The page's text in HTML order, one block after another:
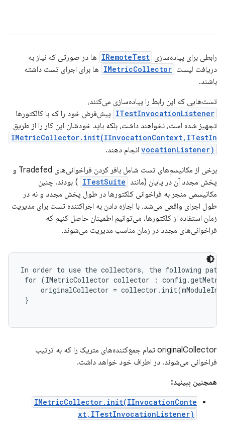
رابطی برای پیاده‌سازی IRemoteTest ها در صورتی که نیاز به
دریافت لیست IMetricCollector ها برای اجرای تست داشته
باشند.
تست‌هایی که این رابط را پیاده‌سازی می‌کنند،
ITestInvocationListener پیش‌فرض خود را که با کالکتورها
تجهیز شده است، نخواهند داشت، بلکه باید خودشان این کار را از طریق
IMetricCollector.init(IInvocationContext,ITestIn
vocationListener) انجام دهند.
برخی از مکانیسم‌های تست شامل بافر کردن فراخوانی‌های Tradefed و
پخش مجدد آن در پایان (مانند ITestSuite ) بودند، چنین
مکانیسمی منجر به فراخوانی کلکتورها در طول پخش مجدد و نه در
طول اجرای واقعی می‌شد. با اجازه دادن به اجراکننده تست برای مدیریت
زمان استفاده از کلکتورها، می‌توانیم اطمینان حاصل کنیم که
فراخوانی‌های مجدد در زمان مناسب مدیریت می‌شوند.
In order to use the collectors, the following
for (IMetricCollector collector :
originalCollector =
}
originalCollector تمام جمع‌کننده‌های متریک را که به ترتیب
فراخوانی می‌شوند، در اطراف خود خواهد داشت.
همچنین ببینید:
IMetricCollector.init(IInvocationConte
xt,ITestInvocationListener)